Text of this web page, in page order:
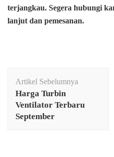
terjangkau. Segera hubungi
lanjut dan pemesanan.
Artikel
Artikel Sebelumnya
Harga Turbin
Ventilator Terbaru
September